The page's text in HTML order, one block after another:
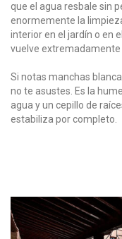
que el agua resbale sin
enormemente la
interior en el jardín o en
vuelve extremadamente
Si notas manchas
no te asustes. Es la
agua y un cepillo de
estabiliza por completo.